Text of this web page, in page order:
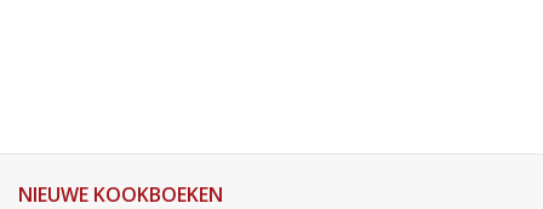
NIEUWE KOOKBOEKEN